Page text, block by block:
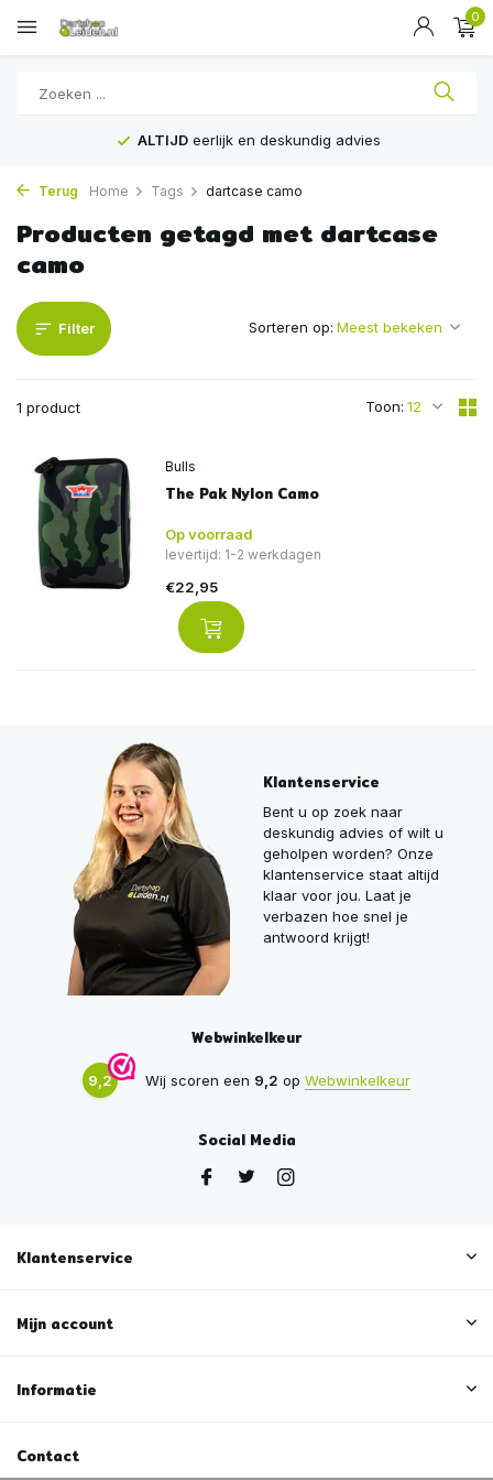
0
ALTIJD eerlijk en deskundig advies
Terug Home Tags dartcase camo
Producten getagd met dartcase
camo
Filter
1 product Toon:
Sorteren op:
Bulls
The Pak Nylon Camo
Op voorraad
levertijd: 1-2 werkdagen
€22,95
Klantenservice
Bent u op zoek naar
deskundig advies of wilt u
geholpen worden? Onze
klantenservice staat altijd
klaar voor jou. Laat je
verbazen hoe snel je
antwoord krijgt!
Webwinkelkeur
9,2 Wij scoren een 9,2 op Webwinkelkeur
Social Media
Klantenservice
Mijn account
Informatie
Contact